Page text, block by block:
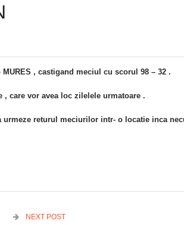
, castigand meciul cu scorul 98 – 32 .
care vor avea loc zilelele urmatoare .
urmeze returul meciurilor intr- o locatie inca
NEXT POST